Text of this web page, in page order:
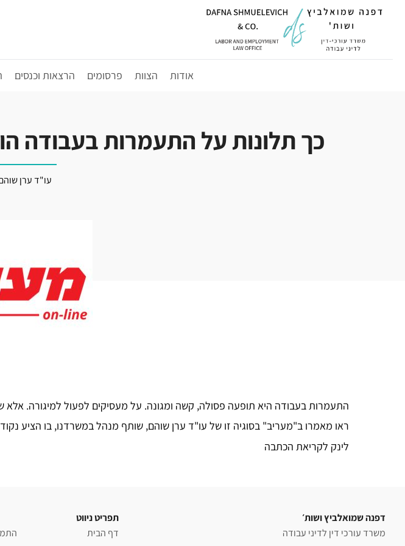
אודות הצוות פרסומים הרצאות וכנסים
כך תלונות על התעמרות בעבודה
עו"ד ערן
התעמרות בעבודה היא תופעה פסולה, קשה ומגונה. על מעסיקים לפעול למיגורה. אלא
ראו מאמרו ב"מעריב" בסוגיה זו של עו"ד ערן שוהם, שותף מנהל במשרדנו, בו הציע
לינק לקריאת הכתבה
דפנה שמואלביץ ושות׳
משרד עורכי דין לדיני עבודה
תפריט ניווט
דף הבית